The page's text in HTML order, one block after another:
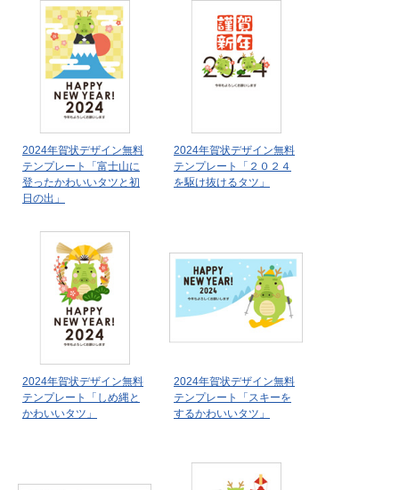
2024年賀状デザイン無料
テンプレート「富士山に
登ったかわいいタツと初
日の出」
2024年賀状デザイン無料
テンプレート「２０２４
を駆け抜けるタツ」
2024年賀状デザイン無料
テンプレート「しめ縄と
かわいいタツ」
2024年賀状デザイン無料
テンプレート「スキーを
するかわいいタツ」